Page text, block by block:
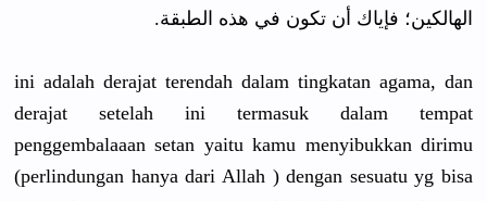
الهالكين؛ فإياك أن تكون في هذه الطبقة.
ini adalah derajat terendah dalam tingkatan agama, dan
derajat setelah ini termasuk dalam tempat
penggembalaaan setan yaitu kamu menyibukkan dirimu
(perlindungan hanya dari Allah ) dengan sesuatu yg bisa